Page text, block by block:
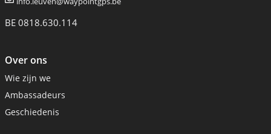
BE 0818.630.114
Over ons
Wie zijn we
Ambassadeurs
Geschiedenis